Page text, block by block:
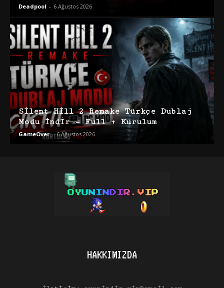
Deadpool - 6 Ağustos 2026
Silent Hill 2 Remake Türkçe Dublaj
Modu İndir – Full + Kurulum
GameOver - 6 Ağustos 2026
HAKKIMIZDA